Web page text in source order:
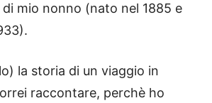
mio nonno (nato nel 1885 e
la storia di un viaggio in
raccontare, perchè ho